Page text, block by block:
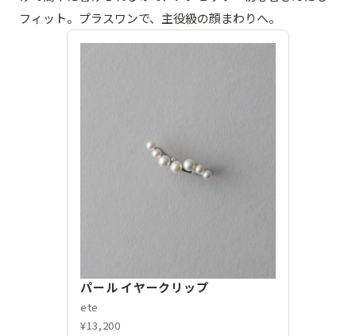
フィット。プラスワンで、主役級の顔まわりへ。
パール イヤークリップ
ete
¥13,200